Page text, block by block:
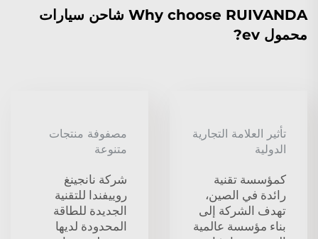
Why choose RUIVANDA شاحن سيارات
محمول ev?
تأثير العلامة التجارية
الدولية
كمؤسسة تقنية
رائدة في الصين،
تهدف الشركة إلى
بناء مؤسسة عالمية
مصفوفة منتجات
متنوعة
شركة نانجينغ
روييفندا للتقنية
الجديدة للطاقة
المحدودة لديها